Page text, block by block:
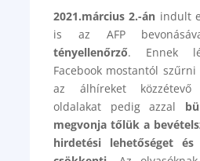
2021.március 2.-án indult
is az AFP
tényellenőrző. Ennek
Facebook mostantól szűrni
az álhíreket közzétevő
oldalakat pedig azzal
megvonja tőlük a
hirdetési lehetőséget